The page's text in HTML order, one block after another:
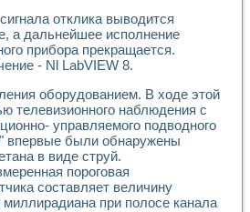
средств NATIONAL INSTRUMENTS для
автоматизированного стенда для
стенд рентгеновской диагностики
измерения диэлектрических свойств
кинетики зарождения и развития
электрический импедансный томограф на
система для характеризации
в исследовании
автоматизация
технологических процессов получения
отклика выводится
а дальнейшее исполнение
прибора прекращается.
- Nl LabVIEW 8.
оборудованием. В ходе этой
телевизионного наблюдения с
управляемого подводного
впервые были обнаружены
в виде струй.
пороговая
составляет величину
при полосе канала